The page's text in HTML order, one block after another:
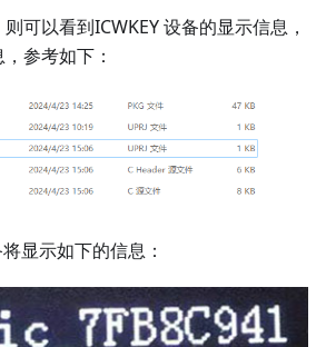
可以看到ICWKEY 设备的显示信息，
参考如下：
显示如下的信息：